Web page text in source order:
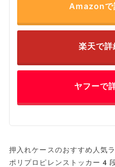
Amazonで
楽天で詳
ヤフーで
押入れケースのおすすめ人気
ポリプロピレンストッカー4